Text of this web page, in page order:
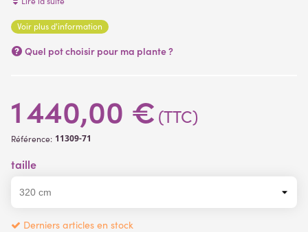
Voir plus d'information
Quel pot choisir pour ma plante ?
1 440,00 € (TTC)
Référence: 11309-71
taille
Derniers articles en stock